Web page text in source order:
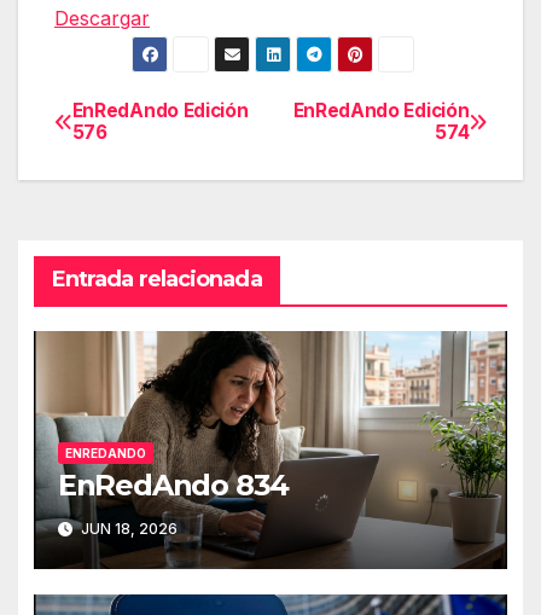
Descargar
Navegación
de
EnRedAndo Edición
574
EnRedAndo Edición
576
Entrada relacionada
ENREDANDO
EnRedAndo 834
JUN 18, 2026